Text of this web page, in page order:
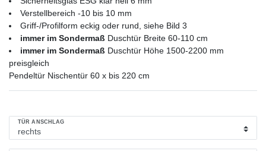
Verstellbereich -10 bis 10 mm
Griff-/Profilform eckig oder rund, siehe Bild 3
immer im Sondermaß Duschtür Breite 60-110 cm
immer im Sondermaß Duschtür Höhe 1500-2200 mm
preisgleich
Pendeltür Nischentür 60 x bis 220 cm
TÜR ANSCHLAG